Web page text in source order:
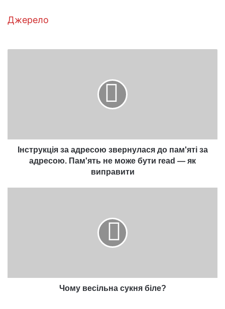
Джерело
Пам'ять
—
Інструкція за адресою звернулася до пам'яті за
адресою. Пам'ять не може бути read — як
виправити
Чому весільна сукня біле?